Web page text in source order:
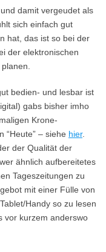
damit vergeudet als
sich einfach gut
hat, das ist so bei der
der elektronischen
bedien- und lesbar ist
gabs bisher imho
Krone-
“Heute” – siehe hier.
der Qualität der
ähnlich aufbereitetes
Tageszeitungen zu
mit einer Fülle von
Handy so zu lesen
vor kurzem anderswo